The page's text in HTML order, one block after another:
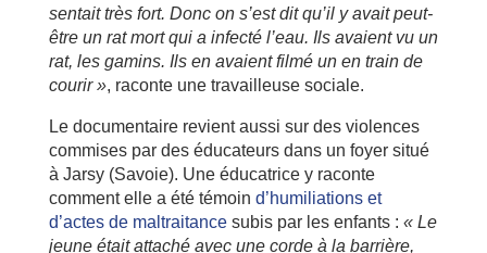
sentait très fort. Donc on s’est dit qu’il y avait peut-
être un rat mort qui a infecté l’eau. Ils avaient vu un
rat, les gamins. Ils en avaient filmé un en train de
courir », raconte une travailleuse sociale.
Le documentaire revient aussi sur des violences
commises par des éducateurs dans un foyer situé
à Jarsy (Savoie). Une éducatrice y raconte
comment elle a été témoin d’humiliations et
d’actes de maltraitancesubis par les enfants : « Le
jeune était attaché avec une corde à la barrière,